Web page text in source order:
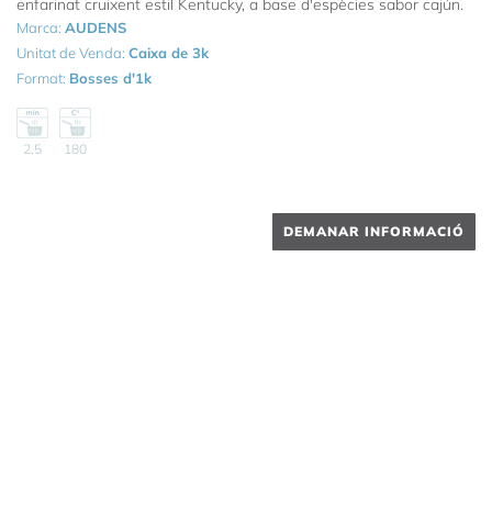
enfarinat cruixent estil Kentucky, a base d'espècies sabor cajún.
Marca: AUDENS
Unitat de Venda: Caixa de 3k
Format: Bosses d'1k
2.5 180
DEMANAR INFORMACIÓ